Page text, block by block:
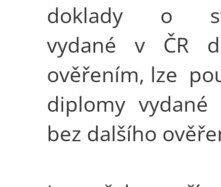
doklady o
vydané v ČR
ověřením, lze
diplomy vydané
bez dalšího